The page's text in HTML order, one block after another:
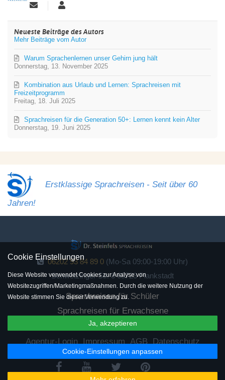
Cookie Einstellungen
Diese Website verwendet Cookies zur Analyse von
Websitezugriffen/Marketingmaßnahmen. Durch die weitere Nutzung der
Website stimmen Sie dieser Verwendung zu.
Ja, akzeptieren
Cookie-Einstellungen anpassen
Updates
Sprachreisen
Neueste Beiträge des Autors
Mehr Beiträge vom Autor
Donnerstag, 13. November 2025
Warum Sprachenlernen unser Gehirn jung hält ️
Freitag, 18. Juli 2025
Kombination aus Urlaub und Lernen: Sprachreisen mit
Freizeitprogramm
Donnerstag, 19. Juni 2025
Sprachreisen für die Generation 50+: Lernen kennt kein Alter
Erstklassige Sprachreisen - Seit über 60
Jahren!
06202 93 84 89 0 (Mo-Sa 09:00-19:00 Uhr)
Schwetzinger Str. 8 68723 Plankstadt
Sprachreisen für Schüler
Sprachreisen für Erwachsene
Sprachreisen für Senioren
Agentur-Login Impressum AGB Datenschutz